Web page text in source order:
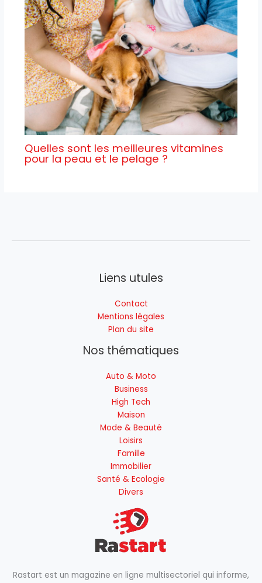
Quelles sont les meilleures vitamines
pour la peau et le pelage ?
Liens utules
Contact
Mentions légales
Plan du site
Nos thématiques
Auto & Moto
Business
High Tech
Maison
Mode & Beauté
Loisirs
Famille
Immobilier
Santé & Ecologie
Divers
Rastart est un magazine en ligne multisectoriel qui informe,